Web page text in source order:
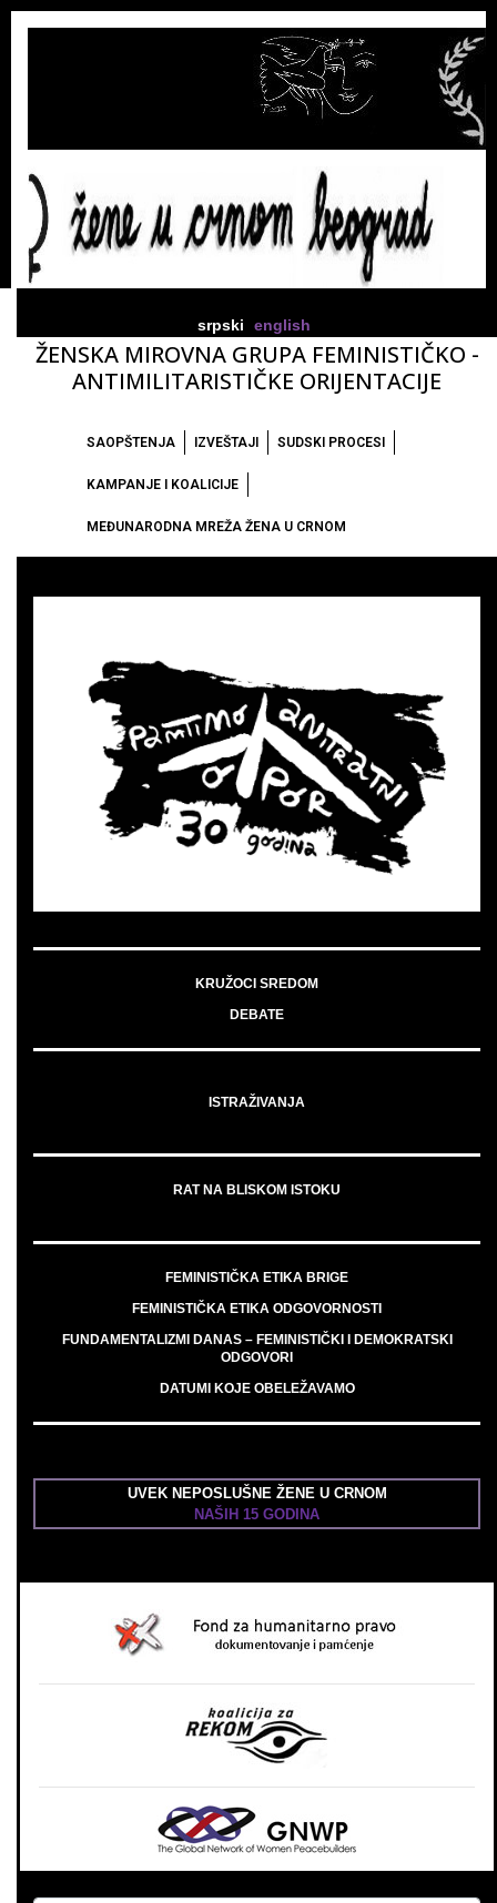
srpski english
ŽENSKA MIROVNA GRUPA FEMINISTIČKO -
ANTIMILITARISTIČKE ORIJENTACIJE
SAOPŠTENJA IZVEŠTAJI SUDSKI PROCESI
KAMPANJE I KOALICIJE
MEĐUNARODNA MREŽA ŽENA U CRNOM
KRUŽOCI SREDOM
DEBATE
ISTRAŽIVANJA
RAT NA BLISKOM ISTOKU
FEMINISTIČKA ETIKA BRIGE
FEMINISTIČKA ETIKA ODGOVORNOSTI
FUNDAMENTALIZMI DANAS – FEMINISTIČKI I DEMOKRATSKI
ODGOVORI
DATUMI KOJE OBELEŽAVAMO
UVEK NEPOSLUŠNE ŽENE U CRNOM
NAŠIH 15 GODINA